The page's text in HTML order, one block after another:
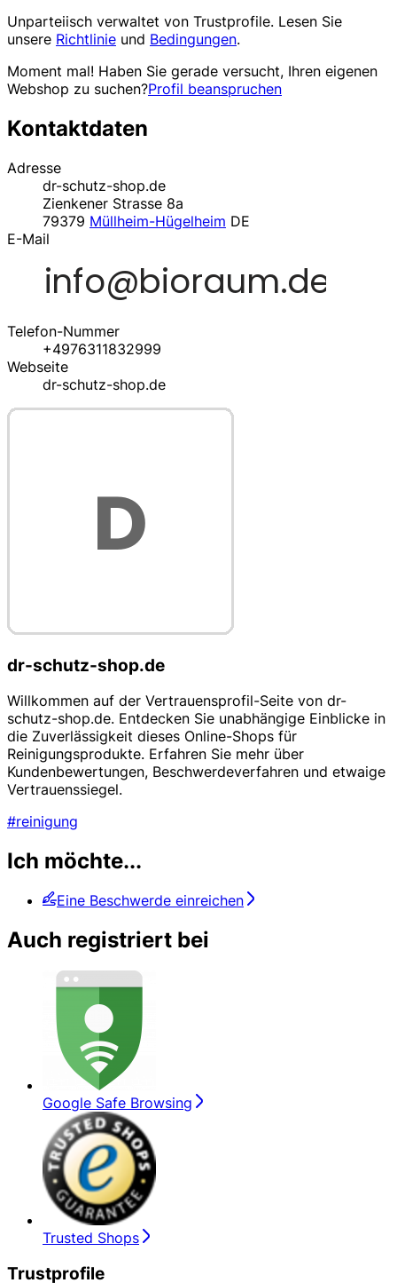
Unparteiisch verwaltet von Trustprofile. Lesen Sie
unsere Richtlinie und Bedingungen.
Moment mal! Haben Sie gerade versucht, Ihren eigenen
Webshop zu suchen?Profil beanspruchen
Kontaktdaten
Adresse
dr-schutz-shop.de
Zienkener Strasse 8a
79379 Müllheim-Hügelheim DE
E-Mail
Telefon-Nummer
+4976311832999
Webseite
dr-schutz-shop.de
dr-schutz-shop.de
Willkommen auf der Vertrauensprofil-Seite von dr-
schutz-shop.de. Entdecken Sie unabhängige Einblicke in
die Zuverlässigkeit dieses Online-Shops für
Reinigungsprodukte. Erfahren Sie mehr über
Kundenbewertungen, Beschwerdeverfahren und etwaige
Vertrauenssiegel.
#reinigung
Ich möchte...
Eine Beschwerde einreichen
Auch registriert bei
Google Safe Browsing
Trusted Shops
Trustprofile